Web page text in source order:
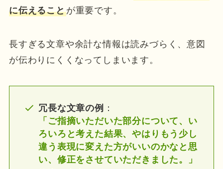
に伝えることが重要です。
長すぎる文章や余計な情報は読みづらく、意図
が伝わりにくくなってしまいます。
冗長な文章の例 ：
「ご指摘いただいた部分について、い
ろいろと考えた結果、やはりもう少し
違う表現に変えた方がいいのかなと思
い、修正をさせていただきました。」